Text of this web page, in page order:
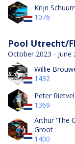
Krijn
1076
Pool Utrecht/
October 2023 - June
Willie
1432
Peter
1369
Arthur 'The
Groot
1400